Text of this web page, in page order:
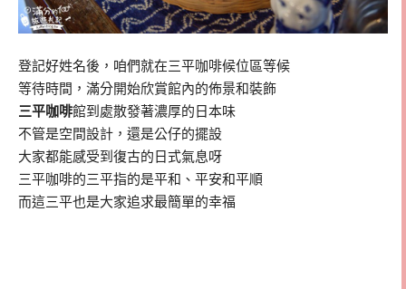
登記好姓名後，咱們就在三平咖啡候位區等候
等待時間，滿分開始欣賞館內的佈景和裝飾
三平咖啡館到處散發著濃厚的日本味
不管是空間設計，還是公仔的擺設
大家都能感受到復古的日式氣息呀
三平咖啡的三平指的是平和、平安和平順
而這三平也是大家追求最簡單的幸福